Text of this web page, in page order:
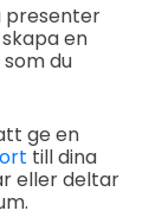
presenter
en
du
ge en
till dina
eller deltar